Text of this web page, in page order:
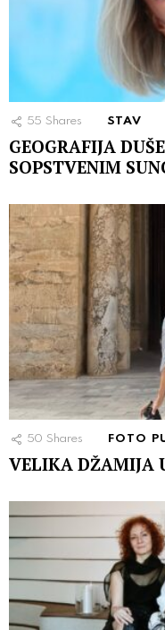
55 Shares STAV
GEOGRAFIJA
SOPSTVENIM
50 Shares FOTO
VELIKA DŽAMIJA